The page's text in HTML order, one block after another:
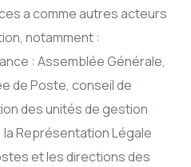
a comme autres acteurs
notamment :
: Assemblée Générale,
de Poste, conseil de
des unités de gestion
Représentation Légale
et les directions des